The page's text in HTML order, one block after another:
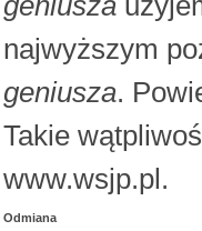
najwyższym
geniusza.
Takie
www.wsjp.pl.
Odmiana